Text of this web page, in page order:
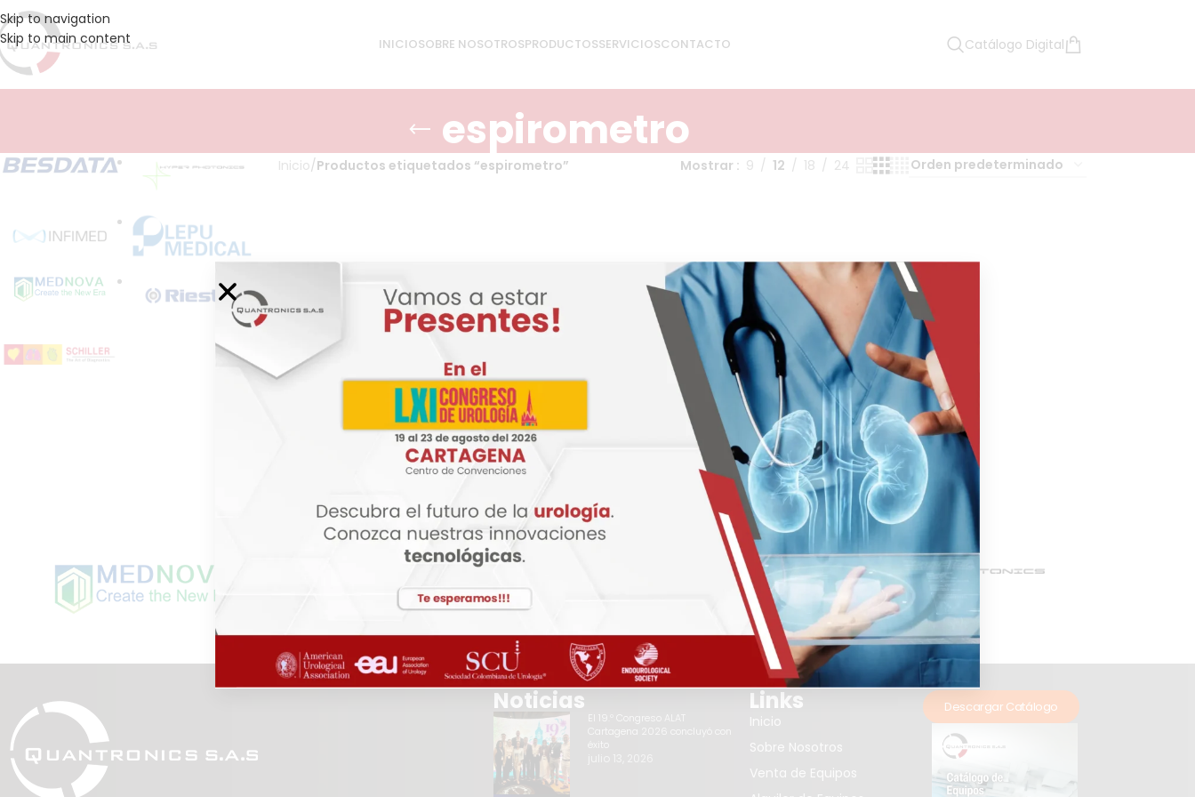
Skip to navigation
Skip to main content
INICIOSOBRE NOSOTROSPRODUCTOSSERVICIOSCONTACTO Catálogo Digital
espirometro
Inicio/Productos etiquetados “espirometro” Mostrar 9 12 18 24
SpiroScout
Noticias
El 19.º Congreso ALAT
Cartagena 2026 concluyó con
éxito
Links
Inicio
Sobre Nosotros
Venta de Equipos
Descargar Catálogo